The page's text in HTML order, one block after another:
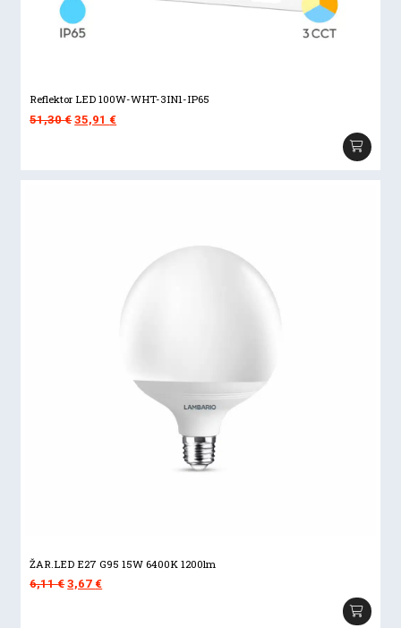
Reflektor LED 100W-WHT-3IN1-IP65
51,30€Izvorna
je:
35,91€Trenutna
35,91 €.
ŽAR.LED E27 G95 15W 6400K 1200lm
6,11€Izvorna
3,67€Trenutna